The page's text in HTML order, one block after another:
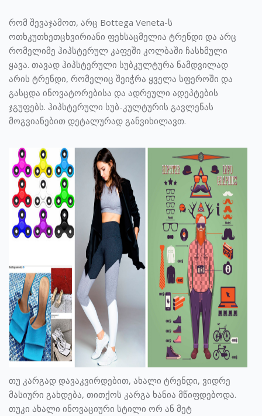
რომ შევაჯამოთ, არც Bottega Veneta-ს
ოთხკუთხეთცხვირიანი ფეხსაცმელია ტრენდი და არც
რომელიმე ჰიპსტერულ კაფეში კოლბაში ჩასხმული
ყავა. თავად ჰიპსტერული სუბკულტურა ნამდვილად
არის ტრენდი, რომელიც შეიჭრა ყველა სფეროში და
გასცდა ინოვატორებისა და ადრეული ადეპტების
ჯგუფებს. ჰიპსტერული სუბ-კულტურის გავლენას
მოგვიანებით დეტალურად განვიხილავთ.
თუ კარგად დავაკვირდებით, ახალი ტრენდი, ვიდრე
მასიური გახდება, თითქოს კარგა ხანია მწიფდებოდა.
თუკი ახალი ინოვაციური სტილი ორ ან მეტ